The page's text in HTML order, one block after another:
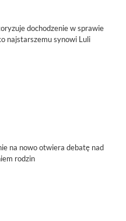
dochodzenie w sprawie
najstarszemu synowi Luli
na nowo otwiera debatę nad
rodzin